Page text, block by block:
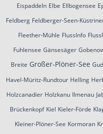
Eispaddeln Elbe Ellbogensee
Feldberg Feldberger-Seen-
Fleether-Mühle FlussInfo
Fuhlensee Gänsesäger
Breite Großer-Plöner-See
Havel-Müritz-Rundtour Helling
Holzcanadier Holzkanu Ilmenau
Brückenkopf Kiel Kieler-Förde
Kleiner-Plöner-See Kormoran